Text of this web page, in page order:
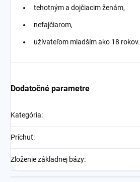
tehotným a dojčiacim ženám,
nefajčiarom,
užívateľom mladším ako 18 rokov.
Dodatočné parametre
Kategória:
Príchuť:
Zloženie základnej bázy: